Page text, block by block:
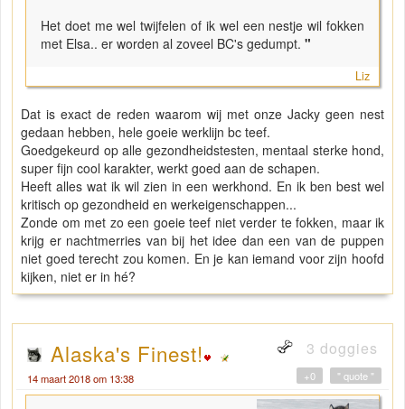
Het doet me wel twijfelen of ik wel een nestje wil fokken
met Elsa.. er worden al zoveel BC's gedumpt. "
Liz
Dat is exact de reden waarom wij met onze Jacky geen nest
gedaan hebben, hele goeie werklijn bc teef.
Goedgekeurd op alle gezondheidstesten, mentaal sterke hond,
super fijn cool karakter, werkt goed aan de schapen.
Heeft alles wat ik wil zien in een werkhond. En ik ben best wel
kritisch op gezondheid en werkeigenschappen...
Zonde om met zo een goeie teef niet verder te fokken, maar ik
krijg er nachtmerries van bij het idee dan een van de puppen
niet goed terecht zou komen. En je kan iemand voor zijn hoofd
kijken, niet er in hé?
Alaska's Finest! 3 doggies
14 maart 2018 om 13:38 " quote "
+0